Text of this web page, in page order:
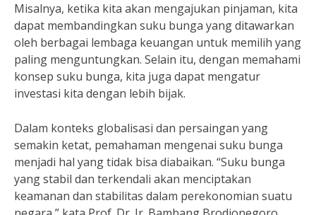
Misalnya, ketika kita akan mengajukan pinjaman, kita
dapat membandingkan suku bunga yang ditawarkan
oleh berbagai lembaga keuangan untuk memilih yang
paling menguntungkan. Selain itu, dengan memahami
konsep suku bunga, kita juga dapat mengatur
investasi kita dengan lebih bijak.
Dalam konteks globalisasi dan persaingan yang
semakin ketat, pemahaman mengenai suku bunga
menjadi hal yang tidak bisa diabaikan. “Suku bunga
yang stabil dan terkendali akan menciptakan
keamanan dan stabilitas dalam perekonomian suatu